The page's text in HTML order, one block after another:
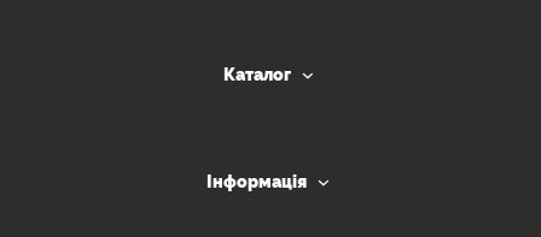
Каталог
Інформація